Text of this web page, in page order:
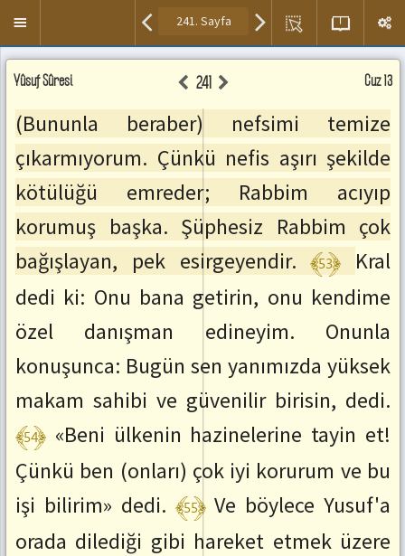
Kısayol
tuşları
Ayet
Sesini
/
Duraklat
space
Sonraki
Sayfaya
Git
:
SağOk
Önceki
Sayfaya
:
Sonraki
Git
:
ctrl+SağOk
Ayete
Git
ctrl+SolOk
Menuyü
Kur'an
,Meal
Tefsir
Okuma
Alanı.
Seslendirmek
istediğiniz
ayetin
üzerine
çift
tıklayınız.
Meal
Yûsuf Sûresi 241 Cüz 13
(Bununla beraber) nefsimi temize
çıkarmıyorum. Çünkü nefis aşırı şekilde
kötülüğü emreder; Rabbim acıyıp
korumuş başka. Şüphesiz Rabbim çok
bağışlayan, pek esirgeyendir. ﴾53﴿ Kral
dedi ki: Onu bana getirin, onu kendime
özel danışman edineyim. Onunla
konuşunca: Bugün sen yanımızda yüksek
makam sahibi ve güvenilir birisin, dedi.
﴾54﴿ «Beni ülkenin hazinelerine tayin et!
Çünkü ben (onları) çok iyi korurum ve bu
işi bilirim» dedi. ﴾55﴿ Ve böylece Yusuf'a
orada dilediği gibi hareket etmek üzere
Meal